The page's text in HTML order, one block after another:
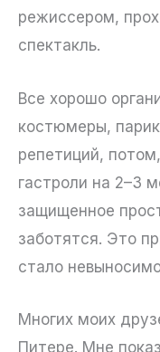
режиссером,
спектакль.
Все хорошо
костюмеры,
репетиций,
гастроли на 2–3
защищенное
заботятся. Это
стало
Многих моих
Питере. Мне